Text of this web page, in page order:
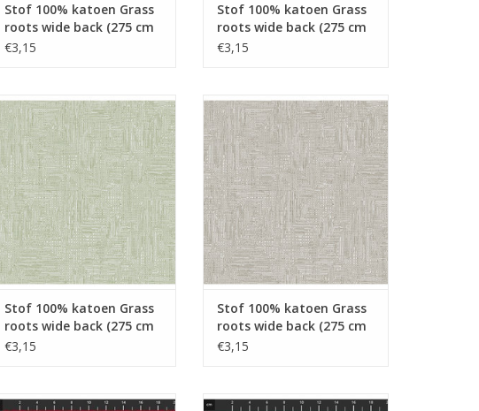
Stof 100% katoen Grass
roots wide back (275 cm
breed!) kakigroen
€3,15
Stof 100% katoen Grass
roots wide back (275 cm
breed!) Bruin
€3,15
Stof 100% katoen Grass roots
wide back (275 cm breed!)
lichtgroen
TOEVOEGEN AAN WINKELWAGEN
Stof 100% katoen Grass
roots wide back (275 cm
breed!) lichtgroen
€3,15
Stof 100% katoen Grass roots
wide back (275 cm breed!)
lichtgrijs
TOEVOEGEN AAN WINKELWAGEN
Stof 100% katoen Grass
roots wide back (275 cm
breed!) lichtgrijs
€3,15
Stof 100% katoen Rood blaadjes
Stof 100% katoen rood waves